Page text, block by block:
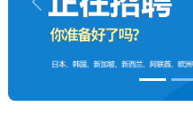
Previous